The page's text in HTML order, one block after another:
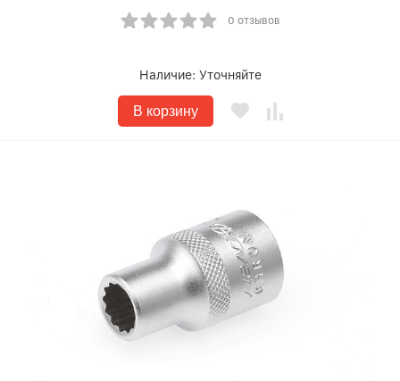
0 отзывов
Наличие: Уточняйте
В корзину